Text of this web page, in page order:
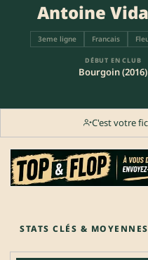
Antoine
3eme ligne Francais
DÉBUT EN CLUB
Bourgoin (2016)
C'est votre
STATS CLÉS & MOYENNES